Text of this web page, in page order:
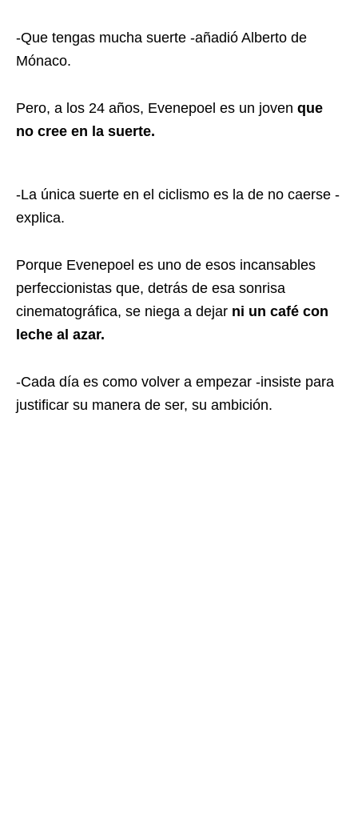
-Que tengas mucha suerte -añadió Alberto de
Mónaco.
Pero, a los 24 años, Evenepoel es un joven que
no cree en la suerte.
-La única suerte en el ciclismo es la de no caerse -
explica.
Porque Evenepoel es uno de esos incansables
perfeccionistas que, detrás de esa sonrisa
cinematográfica, se niega a dejar ni un café con
leche al azar.
-Cada día es como volver a empezar -insiste para
justificar su manera de ser, su ambición.